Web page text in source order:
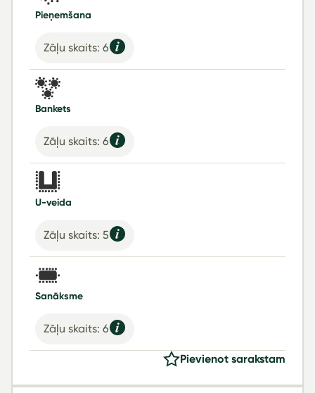
Pieņemšana
Zāļu skaits: 6
Bankets
Zāļu skaits: 6
U-veida
Zāļu skaits: 5
Sanāksme
Zāļu skaits: 6
Pievienot sarakstam